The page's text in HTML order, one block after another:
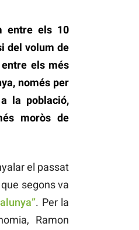
entre els 10
del volum de
els més
només per
la població,
moròs de
el passat
segons va
. Per la
Ramon